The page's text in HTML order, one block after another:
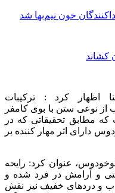
خون نیم‌بها شد
اظهار کرد : ترکیبات
نوعی ستن با بوی کامفر
که مطابق تحقیقاتی که در
دارای اثر مهار کننده بر
عنوان کرد: رایحه
و آرامش در فرد شده و
و دردهای خفیف نیز نقش